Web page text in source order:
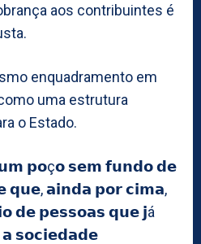
aos contribuintes é
enquadramento em
uma estrutura
o Estado.
𝘂𝗺 𝗽𝗼ç𝗼 𝘀𝗲𝗺 𝗳𝘂𝗻𝗱𝗼 𝗱𝗲
𝗾𝘂𝗲, 𝗮𝗶𝗻𝗱𝗮 𝗽𝗼𝗿 𝗰𝗶𝗺𝗮,
𝗱𝗲 𝗽𝗲𝘀𝘀𝗼𝗮𝘀 𝗾𝘂𝗲 𝗷á
𝘀𝗼𝗰𝗶𝗲𝗱𝗮𝗱𝗲